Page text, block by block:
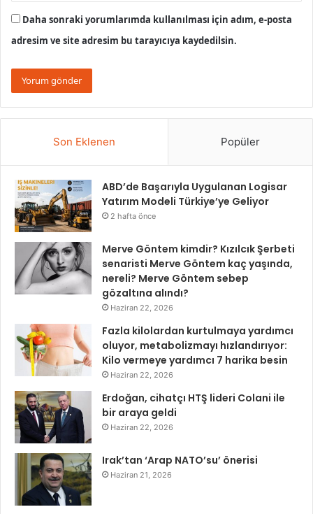
Daha sonraki yorumlarımda kullanılması için adım, e-posta
adresim ve site adresim bu tarayıcıya kaydedilsin.
Son Eklenen Popüler
ABD’de Başarıyla Uygulanan Logisar
Yatırım Modeli Türkiye’ye Geliyor
2 hafta önce
Merve Göntem kimdir? Kızılcık Şerbeti
senaristi Merve Göntem kaç yaşında,
nereli? Merve Göntem sebep
gözaltına alındı?
Haziran 22, 2026
Fazla kilolardan kurtulmaya yardımcı
oluyor, metabolizmayı hızlandırıyor:
Kilo vermeye yardımcı 7 harika besin
Haziran 22, 2026
Erdoğan, cihatçı HTŞ lideri Colani ile
bir araya geldi
Haziran 22, 2026
Irak’tan ‘Arap NATO’su’ önerisi
Haziran 21, 2026